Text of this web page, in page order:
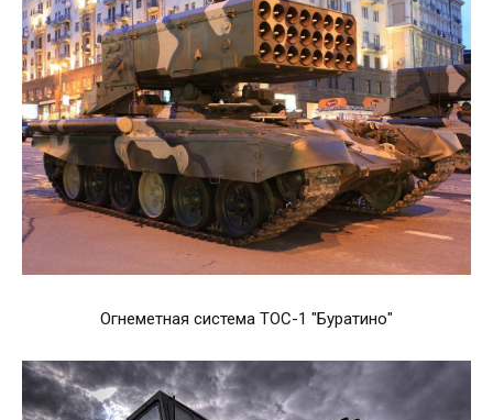
Огнеметная система ТОС-1 "Буратино"